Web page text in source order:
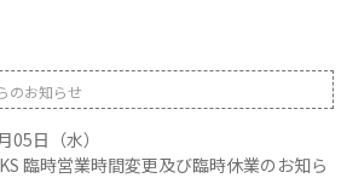
のお知らせ
05日（水）
臨時営業時間変更及び臨時休業のお知ら